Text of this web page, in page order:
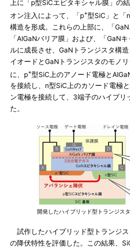
上に「p型SiCエピタキシャル膜」の
オン注入によって、「p+型SiC」と「
構造を形成。これらの上部に、「
「AlGaNバリア膜」および、「GaN
ルに成長させ、GaNトランジスタ構
イオードとGaNトランジスタのモノ
に、p+型SiC上のアノード電極と
を接続し、n型SiC上のカソード電極
ン電極を接続して、3端子のハイブリ
た。
開発したハイブリッド型トランジス
試作したハイブリッド型トランジス
の降伏特性を評価した。この結果、